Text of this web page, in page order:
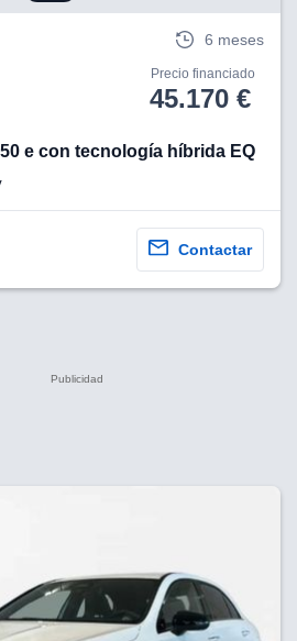
6 meses
Precio financiado
45.170 €
e con tecnología híbrida EQ
Contactar